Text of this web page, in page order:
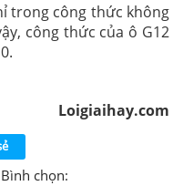
trong công thức không
công thức của ô G12
Loigiaihay.com
Bình chọn: